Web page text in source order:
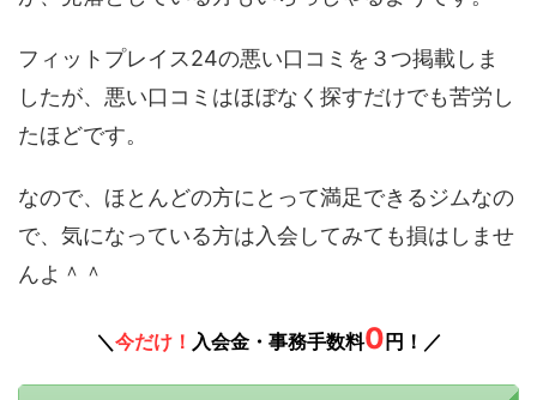
フィットプレイス24の悪い口コミを３つ掲載しま
したが、悪い口コミはほぼなく探すだけでも苦労し
たほどです。
なので、ほとんどの方にとって満足できるジムなの
で、気になっている方は入会してみても損はしませ
んよ＾＾
＼今だけ！ 入会金・事務手数料0 円！／